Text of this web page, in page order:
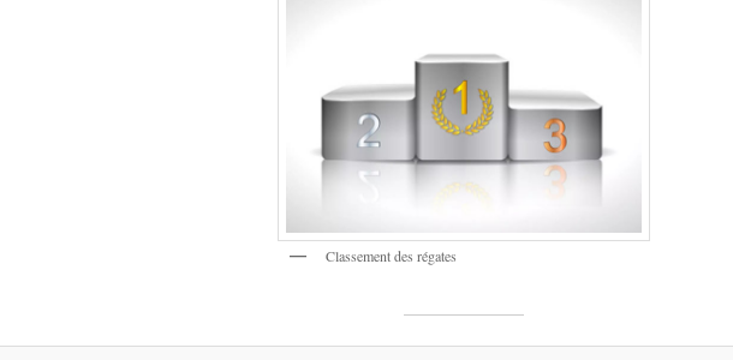
Classement des régates